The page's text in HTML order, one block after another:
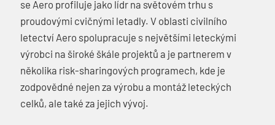
se Aero profiluje jako lídr na světovém trhu s
proudovými cvičnými letadly. V oblasti civilního
letectví Aero spolupracuje s největšími leteckými
výrobci na široké škále projektů a je partnerem v
několika risk-sharingových programech, kde je
zodpovědné nejen za výrobu a montáž leteckých
celků, ale také za jejich vývoj.